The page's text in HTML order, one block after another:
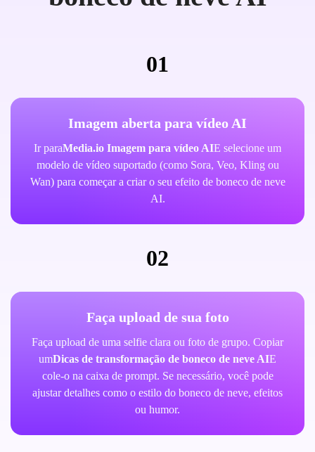
01
Imagem aberta para vídeo AI
Ir paraMedia.io Imagem para vídeo AIE selecione um
modelo de vídeo suportado (como Sora, Veo, Kling ou
Wan) para começar a criar o seu efeito de boneco de neve
AI.
02
Faça upload de sua foto
Faça upload de uma selfie clara ou foto de grupo. Copiar
umDicas de transformação de boneco de neve AIE
cole-o na caixa de prompt. Se necessário, você pode
ajustar detalhes como o estilo do boneco de neve, efeitos
ou humor.